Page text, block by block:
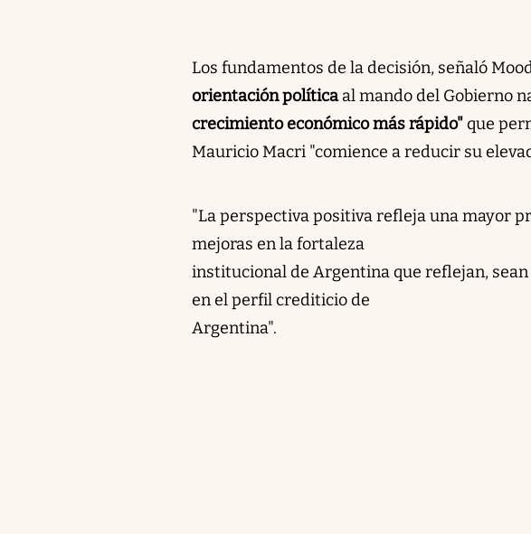
Los fundamentos de la decisión, señaló
orientación políticaal mando del Gobierno
crecimiento económico más rápido"que
Mauricio Macri "comience a reducir su
"La perspectiva positiva refleja una mayor
mejoras en la fortaleza
institucional de Argentina que reflejan,
en el perfil crediticio de
Argentina".